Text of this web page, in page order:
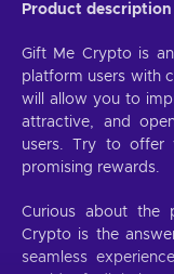
Product description
Gift Me Crypto is
platform users with
will allow you to
attractive, and
users. Try to offer
promising rewards.
Curious about the
Crypto is the
seamless